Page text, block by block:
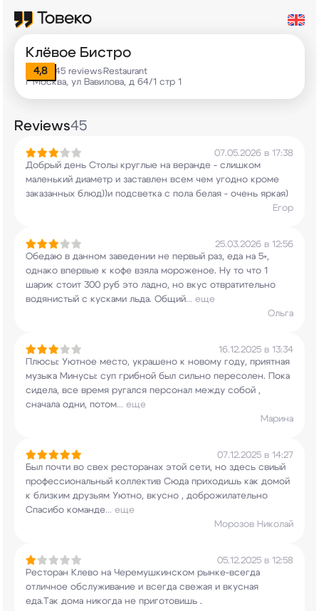
Клёвое Бистро
4,8 45 reviews•Restaurant
г Москва, ул Вавилова, д 64/1 стр 1
Reviews45
07.05.2026 в 17:38
Добрый день Столы круглые на веранде - слишком
маленький диаметр и заставлен всем чем угодно кроме
заказанных блюд))и подсветка с пола белая - очень яркая)
Егор
25.03.2026 в 12:56
Обедаю в данном заведении не первый раз, еда на 5+,
однако впервые к кофе взяла мороженое. Ну то что 1
шарик стоит 300 руб это ладно, но вкус отвратительно
водянистый с кусками льда. Общий... еще
Ольга
16.12.2025 в 13:34
Плюсы: Уютное место, украшено к новому году, приятная
музыка Минусы: суп грибной был сильно пересолен. Пока
сидела, все время ругался персонал между собой ,
сначала одни, потом... еще
Марина
07.12.2025 в 14:27
Был почти во свех ресторанах этой сети, но здесь свиый
профессиональный коллектив Сюда приходишь как домой
к близким друзьям Уютно, вкусно , доброжилательно
Спасибо команде... еще
Морозов Николай
05.12.2025 в 12:58
Ресторан Клево на Черемушкинском рынке-всегда
отличное обслуживание и всегда свежая и вкусная
еда.Так дома никогда не приготовишь .